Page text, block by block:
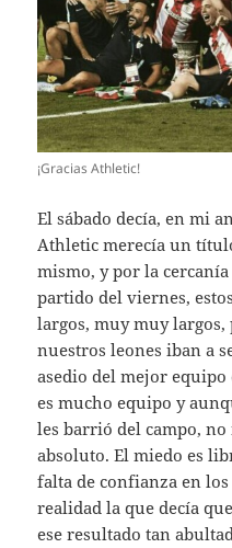
¡Gracias Athletic!
El sábado decía, en mi
Athletic merecía un
mismo, y por la
partido del viernes,
largos, muy muy
nuestros leones iban a
asedio del mejor
es mucho equipo y
les barrió del campo,
absoluto. El miedo es
falta de confianza en
realidad la que decía
ese resultado tan